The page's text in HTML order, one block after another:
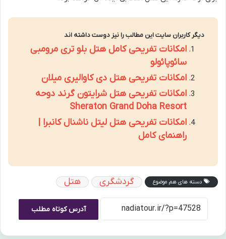
دیگر کاربران سایت این مطالب را نیز دوست داشته اند
امکانات تفریحی کامل هتل بلو تری مرومبی
سائوپائولو
امکانات تفریحی هتل دی کاوالیری میلان
امکانات تفریحی هتل شرایتون گرند دوحه
Sheraton Grand Doha Resort
امکانات تفریحی هتل لیتل ناشنال کانبرا |
راهنمای کامل
دسته های هم موضوع گردشگری هتل
آدرس کوتاه مطلب